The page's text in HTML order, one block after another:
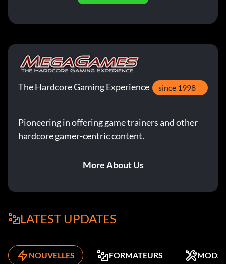
The Hardcore Gaming Experience since 1998
Pioneering in offering game trainers and other
hardcore gamer-centric content.
More About Us
LATEST UPDATES
NOUVELLES FORMATEURS MODS